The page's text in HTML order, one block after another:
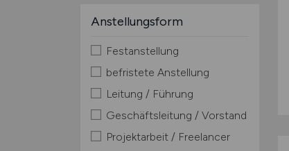
Anstellungsform
Festanstellung
befristete Anstellung
Leitung / Führung
Geschäftsleitung / Vorstand
Projektarbeit / Freelancer